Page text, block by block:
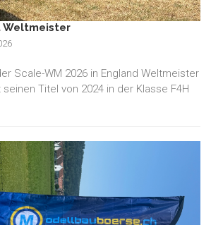
Weltmeister
Scale-WM 2026 in England Weltmeister
Titel von 2024 in der Klasse F4H